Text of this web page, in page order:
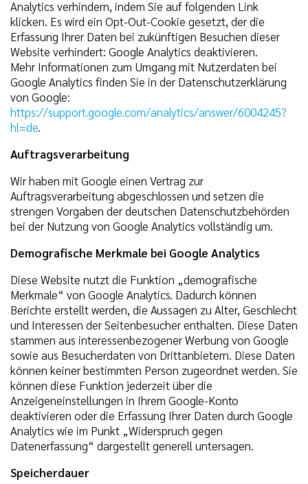
Analytics verhindern, indem Sie auf folgenden Link
klicken. Es wird ein Opt-Out-Cookie gesetzt, der die
Erfassung Ihrer Daten bei zukünftigen Besuchen dieser
Website verhindert: Google Analytics deaktivieren.
Mehr Informationen zum Umgang mit Nutzerdaten bei
Google Analytics finden Sie in der Datenschutzerklärung
von Google:
https://support.google.com/analytics/answer/6004245?
hl=de.
Auftragsverarbeitung
Wir haben mit Google einen Vertrag zur
Auftragsverarbeitung abgeschlossen und setzen die
strengen Vorgaben der deutschen Datenschutzbehörden
bei der Nutzung von Google Analytics vollständig um.
Demografische Merkmale bei Google Analytics
Diese Website nutzt die Funktion „demografische
Merkmale“ von Google Analytics. Dadurch können
Berichte erstellt werden, die Aussagen zu Alter, Geschlecht
und Interessen der Seitenbesucher enthalten. Diese Daten
stammen aus interessenbezogener Werbung von Google
sowie aus Besucherdaten von Drittanbietern. Diese Daten
können keiner bestimmten Person zugeordnet werden. Sie
können diese Funktion jederzeit über die
Anzeigeneinstellungen in Ihrem Google-Konto
deaktivieren oder die Erfassung Ihrer Daten durch Google
Analytics wie im Punkt „Widerspruch gegen
Datenerfassung“ dargestellt generell untersagen.
Speicherdauer